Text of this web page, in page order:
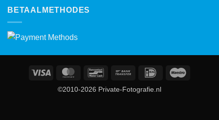
BETAALMETHODES
Visa MasterCardBancontactBank
IDeal
©2010-2026 Private-Fotografie.nl